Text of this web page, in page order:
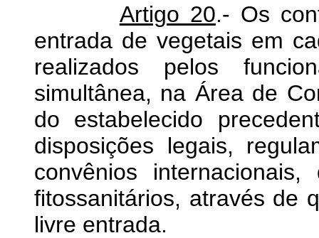
Artigo 20.- Os
entrada de vegetais em
realizados pelos
simultânea, na Área de
do estabelecido
disposições legais,
convênios
fitossanitários, através de
livre entrada.